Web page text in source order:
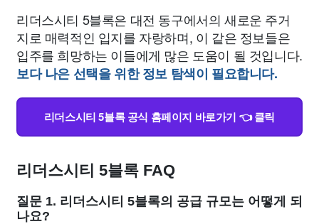
리더스시티 5블록은 대전 동구에서의 새로운 주거
지로 매력적인 입지를 자랑하며, 이 같은 정보들은
입주를 희망하는 이들에게 많은 도움이 될 것입니다.
보다 나은 선택을 위한 정보 탐색이 필요합니다.
리더스시티 5블록 공식 홈페이지 바로가기 👈 클릭
리더스시티 5블록 FAQ
질문 1. 리더스시티 5블록의 공급 규모는 어떻게 되
나요?